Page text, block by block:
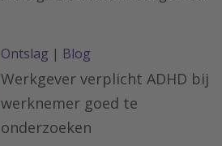
NVP-voorzitter Irene Oerlemans.
Ontslag | Blog
Werkgever verplicht ADHD bij
werknemer goed te
onderzoeken